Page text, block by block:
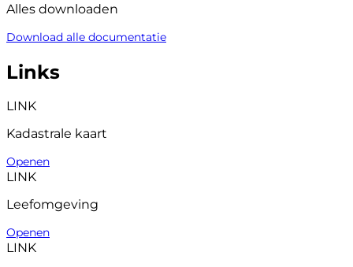
Alles downloaden
Download alle documentatie
Links
LINK
Kadastrale kaart
Openen
LINK
Leefomgeving
Openen
LINK